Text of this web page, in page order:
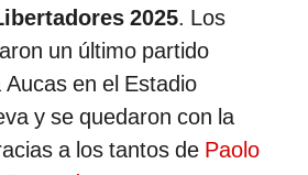
2025. Los
un último partido
en el Estadio
y se quedaron con la
a los tantos de Paolo